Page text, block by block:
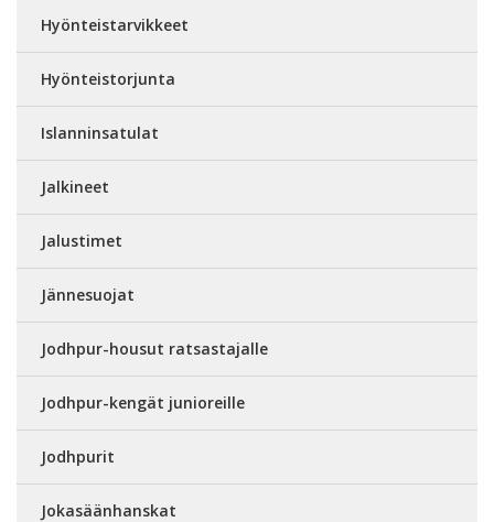
Hyönteistarvikkeet
Hyönteistorjunta
Islanninsatulat
Jalkineet
Jalustimet
Jännesuojat
Jodhpur-housut ratsastajalle
Jodhpur-kengät junioreille
Jodhpurit
Jokasäänhanskat